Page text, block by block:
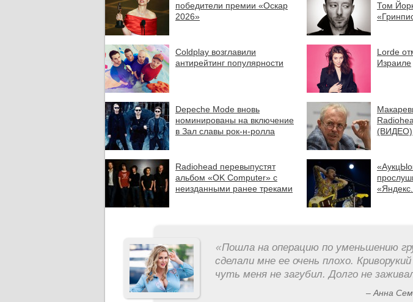
победители премии «Оскар
2026»
Том
Coldplay возглавили
антирейтинг популярности
Lorde
Израиле
Depeche Mode вновь
номинированы на включение
в Зал славы рок-н-ролла
(ВИДЕО)
Radiohead перевыпустят
альбом «OK Computer» с
неизданными ранее треками
«Пошла на операцию по уменьшению
сделали мне ее очень плохо. Криворукий
чуть меня не загубил. Долго не
– Анна